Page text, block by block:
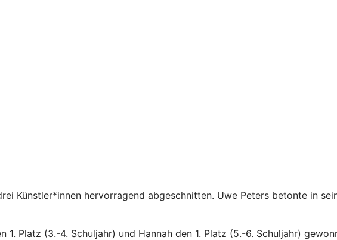
Künstler*innen hervorragend abgeschnitten. Uwe Peters betonte in
1. Platz (3.-4. Schuljahr) und Hannah den 1. Platz (5.-6. Schuljahr)